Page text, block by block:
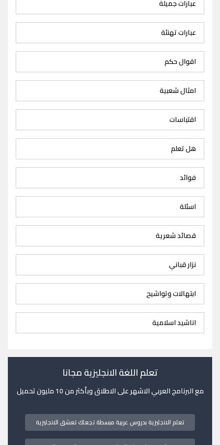
عبارات جميلة
عبارات تهنئة
اقوال حكم
امثال شعبية
اقتباسات
هل تعلم
فوائد
اسئلة
قصائد شعرية
نزار قباني
ابتهالات وتواشيح
اناشيد اسلامية
تعلم اللغة الانجليزية مجانا
مع البرنامج العربي الاشهر على الاطلاق وبأكثر من 10 مليون تحميل
تعلم الانجليزية بدروس عربية مبسطة تجعلك تعشق الانجليزية